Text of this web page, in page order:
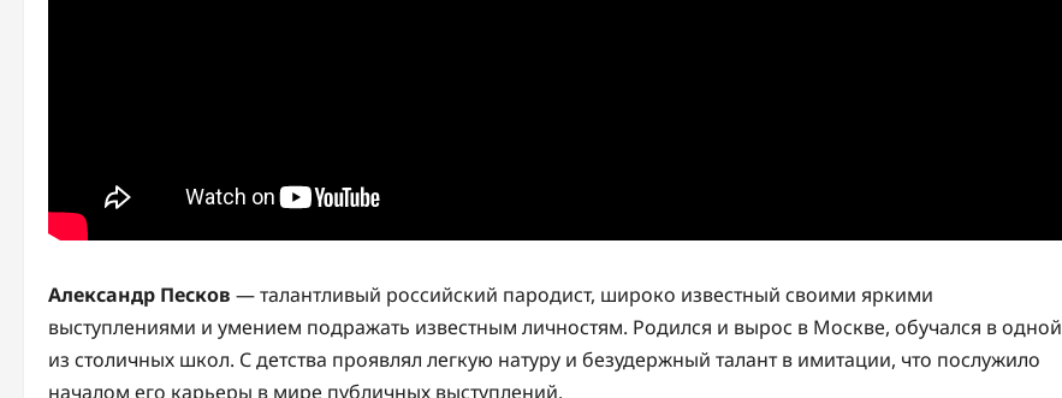
Александр Песков — талантливый российский пародист, широко известный своими яркими
выступлениями и умением подражать известным личностям. Родился и вырос в Москве, обучался в одной
из столичных школ. С детства проявлял легкую натуру и безудержный талант в имитации, что послужило
началом его карьеры в мире публичных выступлений.